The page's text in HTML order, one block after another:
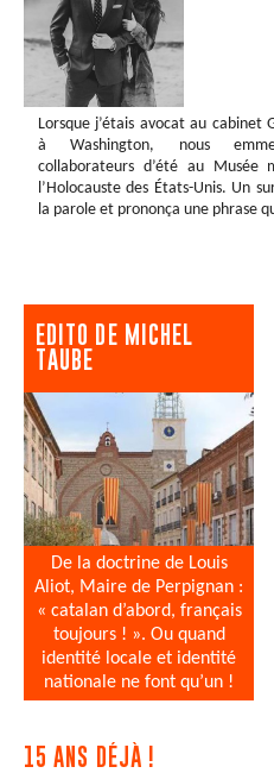
Lorsque j’étais avocat au cabinet
à Washington, nous
collaborateurs d’été au Musée
l’Holocauste des États-Unis. Un
la parole et prononça une phrase
EDITO DE MICHEL
TAUBE
De la doctrine de Louis
Aliot, Maire de Perpignan :
« catalan d’abord, français
toujours ! ». Ou quand
identité locale et identité
nationale ne font qu’un !
15 ANS DÉJÀ !